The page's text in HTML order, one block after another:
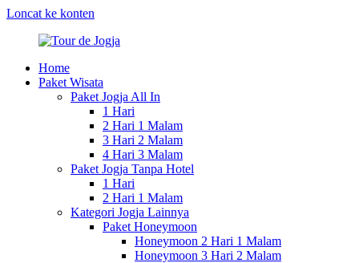
Loncat ke konten
Tour
Paket
Home
Paket Wisata
Paket Jogja All In
1 Hari
2 Hari 1 Malam
3 Hari 2 Malam
4 Hari 3 Malam
Paket Jogja Tanpa Hotel
1 Hari
2 Hari 1 Malam
Kategori Jogja Lainnya
Paket Honeymoon
Honeymoon 2 Hari 1 Malam
Honeymoon 3 Hari 2 Malam